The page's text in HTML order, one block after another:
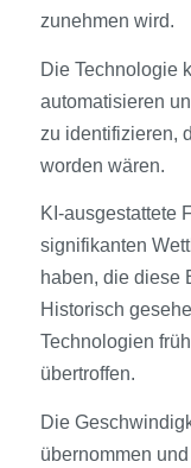
zunehmen wird.
Die Technologie
automatisieren
zu identifizieren,
worden wären.
KI-ausgestattete
signifikanten
haben, die diese
Historisch
Technologien
übertroffen.
Die
übernommen